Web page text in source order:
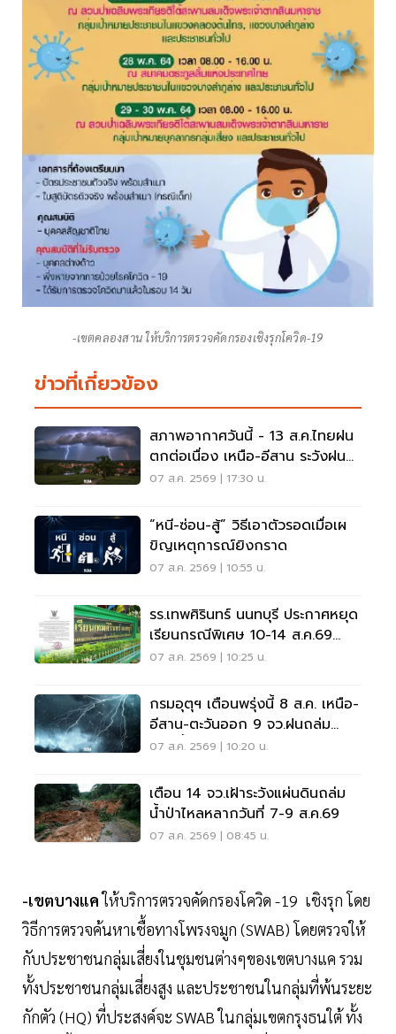
-​เขต​คลองสาน​ ให้บริการ​ตรวจคัด​กรอง​เชิงรุกโควิด-​19
ข่าวที่เกี่ยวข้อง
สภาพอากาศวันนี้ - 13 ส.ค.ไทยฝน
ตกต่อเนื่อง เหนือ-อีสาน ระวังฝน
ตกหนักมากบางแห่ง
07 ส.ค. 2569 | 17:30 น.
“หนี-ซ่อน-สู้” วิธีเอาตัวรอดเมื่อเผ
ขิญเหตุการณ์ยิงกราด
07 ส.ค. 2569 | 10:55 น.
รร.เทพศิรินทร์ นนทบุรี ประกาศหยุด
เรียนกรณีพิเศษ 10-14 ส.ค.69
หลังเหตุกราดยิง
07 ส.ค. 2569 | 10:25 น.
กรมอุตุฯ เตือนพรุ่งนี้ 8 ส.ค. เหนือ-
อีสาน-ตะวันออก 9 จว.ฝนถล่ม
ระวังน้ำท่วมฉับพลัน
07 ส.ค. 2569 | 10:20 น.
เตือน 14 จว.เฝ้าระวังแผ่นดินถล่ม
น้ำป่าไหลหลากวันที่ 7-9 ส.ค.69
07 ส.ค. 2569 | 08:45 น.
-เขตบางแคให้บริการตรวจคัดกรองโควิด -19 เชิงรุก โดย
วิธีการตรวจค้นหาเชื้อทางโพรงจมูก (SWAB) โดยตรวจให้
กับประชาชนกลุ่มเสี่ยงในชุมชนต่างๆของเขตบางแค รวม
ทั้งประชาชนกลุ่มเสี่ยงสูง และประชาชนในกลุ่มที่พ้นระยะ
กักตัว (HQ) ที่ประสงค์จะ SWAB ในกลุ่มเขตกรุงธนใต้ ทั้ง